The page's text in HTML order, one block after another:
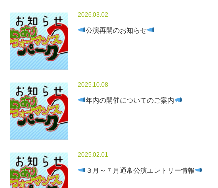
2026.03.02
公演再開のお知らせ
2025.10.08
年内の開催についてのご案内
2025.02.01
３月～７月通常公演エントリー情報